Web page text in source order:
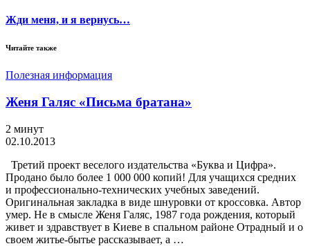
Жди меня, и я вернусь…
Читайте также
Полезная информация
Женя Галяс «Письма братана»
2 минут
02.10.2013
Третий проект веселого издательства «Буква и Цифра».
Продано было более 1 000 000 копий! Для учащихся средних
и профессионально-технических учебных заведений.
Оригинальная закладка в виде шнуровки от кроссовка. Автор
умер. Не в смысле Женя Галяс, 1987 года рождения, который
живет и здравствует в Киеве в спальном районе Отрадный и о
своем житье-бытье рассказывает, а …